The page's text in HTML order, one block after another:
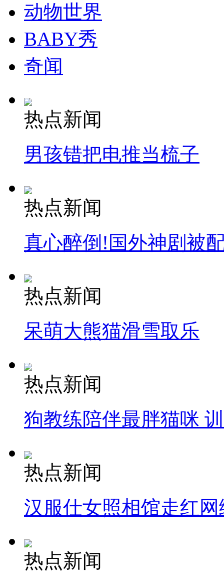
消防员救轻生者 花炮节热闹非凡
司机酒驾遇交警 急速倒车逃窜
动物世界
BABY秀
奇闻
热点新闻
男孩错把电推当梳子
热点新闻
真心醉倒!国外神剧被
热点新闻
呆萌大熊猫滑雪取乐
热点新闻
狗教练陪伴最胖猫咪
热点新闻
汉服仕女照相馆走红网
热点新闻